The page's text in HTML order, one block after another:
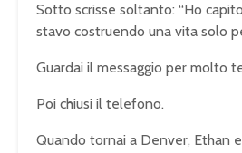
Sotto scrisse soltanto: “Ho
stavo costruendo una vita solo
Guardai il messaggio per molto
Poi chiusi il telefono.
Quando tornai a Denver, Ethan